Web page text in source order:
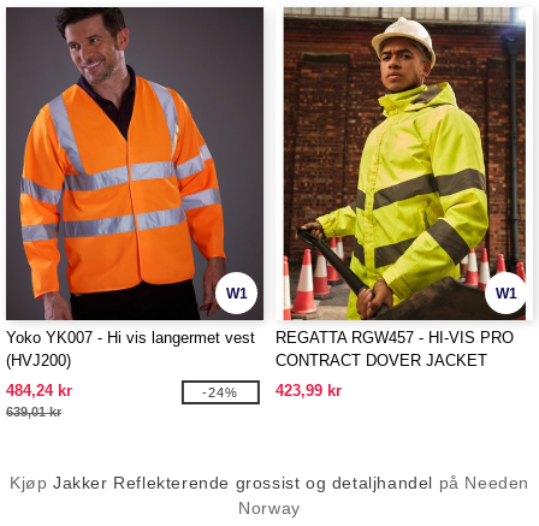
W1
Yoko YK007 - Hi vis langermet vest
(HVJ200)
484,24 kr
639,01 kr
-24%
W1
REGATTA RGW457 - HI-VIS PRO
CONTRACT DOVER JACKET
423,99 kr
Kjøp Jakker Reflekterende grossist og detaljhandel på Needen
Norway